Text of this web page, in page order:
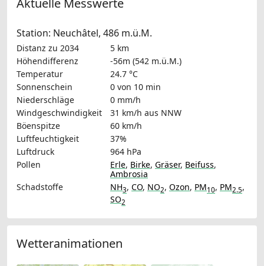
Aktuelle Messwerte
Station: Neuchâtel, 486 m.ü.M.
Distanz zu 2034
5 km
Höhendifferenz
-56m (542 m.ü.M.)
Temperatur
24.7 °C
Sonnenschein
0 von 10 min
Niederschläge
0 mm/h
Windgeschwindigkeit
31 km/h aus NNW
Böenspitze
60 km/h
Luftfeuchtigkeit
37%
Luftdruck
964 hPa
Pollen
Erle, Birke, Gräser, Beifuss,
Ambrosia
Schadstoffe
NH3, CO, NO2, Ozon, PM10, PM2.5,
SO2
Wetteranimationen